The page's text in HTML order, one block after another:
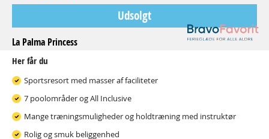
Udsolgt
La Palma Princess
Her får du
Sportsresort med masser af faciliteter
7 poolområder og All Inclusive
Mange træningsmuligheder og holdtræning med instruktør
Rolig og smuk beliggenhed